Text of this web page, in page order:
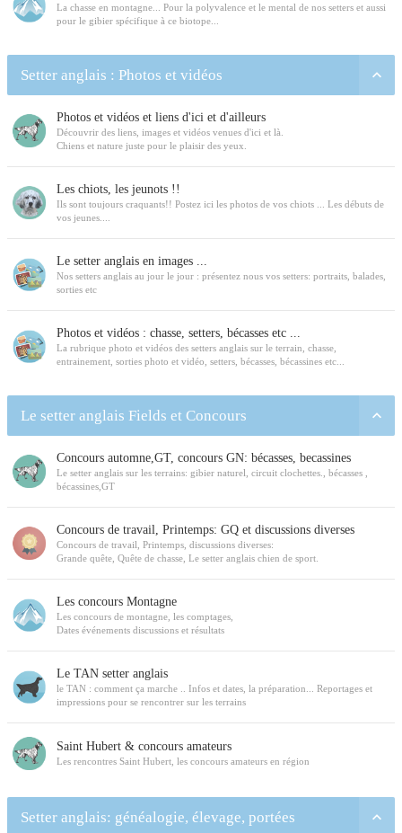
La chasse en montagne... Pour la polyvalence et le mental de nos setters et aussi
pour le gibier spécifique à ce biotope...
Setter anglais : Photos et vidéos
Photos et vidéos et liens d'ici et d'ailleurs
Découvrir des liens, images et vidéos venues d'ici et là.
Chiens et nature juste pour le plaisir des yeux.
Les chiots, les jeunots !!
Ils sont toujours craquants!! Postez ici les photos de vos chiots ... Les débuts de
vos jeunes....
Le setter anglais en images ...
Nos setters anglais au jour le jour : présentez nous vos setters: portraits, balades,
sorties etc
Photos et vidéos : chasse, setters, bécasses etc ...
La rubrique photo et vidéos des setters anglais sur le terrain, chasse,
entrainement, sorties photo et vidéo, setters, bécasses, bécassines etc...
Le setter anglais Fields et Concours
Concours automne,GT, concours GN: bécasses, becassines
Le setter anglais sur les terrains: gibier naturel, circuit clochettes., bécasses ,
bécassines,GT
Concours de travail, Printemps: GQ et discussions diverses
Concours de travail, Printemps, discussions diverses:
Grande quête, Quête de chasse, Le setter anglais chien de sport.
Les concours Montagne
Les concours de montagne, les comptages,
Dates événements discussions et résultats
Le TAN setter anglais
le TAN : comment ça marche .. Infos et dates, la préparation... Reportages et
impressions pour se rencontrer sur les terrains
Saint Hubert & concours amateurs
Les rencontres Saint Hubert, les concours amateurs en région
Setter anglais: généalogie, élevage, portées